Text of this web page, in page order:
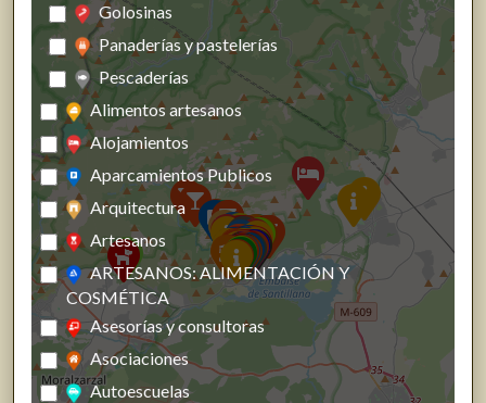
Golosinas
Panaderías y pastelerías
Pescaderías
Alimentos artesanos
Alojamientos
Aparcamientos Publicos
Arquitectura
Artesanos
ARTESANOS: ALIMENTACIÓN Y
COSMÉTICA
Asesorías y consultoras
Asociaciones
Autoescuelas